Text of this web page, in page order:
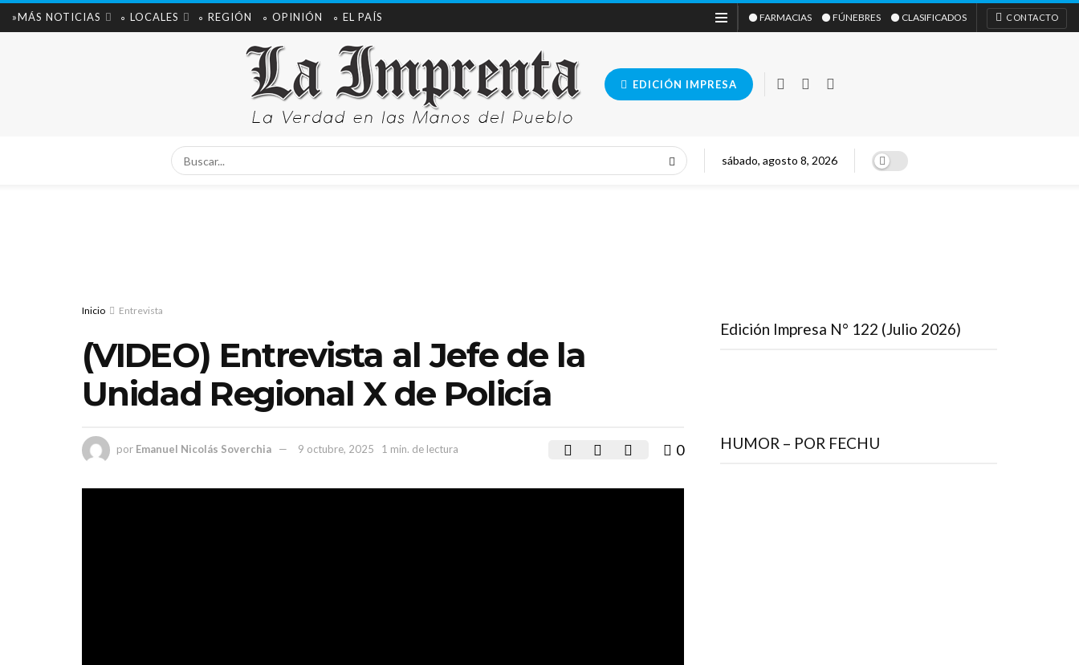
»MÁS NOTICIAS ∘ LOCALES ∘ REGIÓN ∘ OPINIÓN ∘ EL PAÍS ⚫ FARMACIAS ⚫ FÚNEBRES ⚫ CLASIFICADOS CONTACTO
EDICIÓN IMPRESA
sábado, agosto 8, 2026
Inicio Entrevista
(VIDEO) Entrevista al Jefe de la
Unidad Regional X de Policía
por Emanuel Nicolás Soverchia 9 octubre, 2025 1 min. de lectura 0
Edición Impresa N° 122 (Julio 2026)
HUMOR – POR FECHU